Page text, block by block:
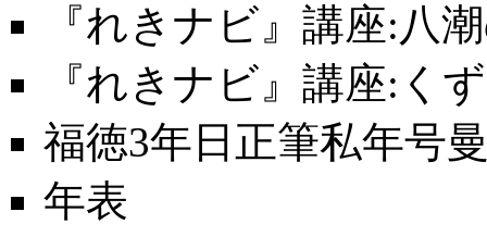
『れきナビ』講座:八
『れきナビ』講座:く
福徳3年日正筆私年号
年表